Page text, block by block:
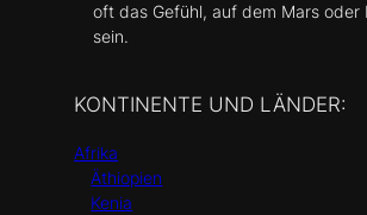
oft das Gefühl, auf dem Mars oder
sein.
KONTINENTE UND LÄNDER:
Afrika
Äthiopien
Kenia